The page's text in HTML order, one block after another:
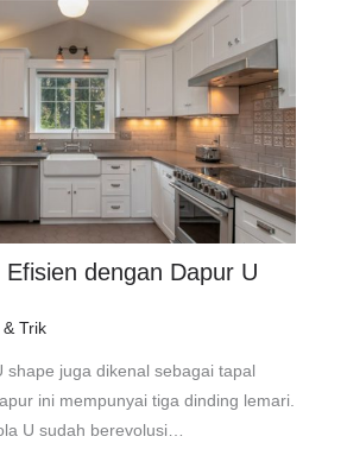
dengan Dapur U
Trik
shape juga dikenal sebagai tapal
ini mempunyai tiga dinding lemari.
U sudah berevolusi…